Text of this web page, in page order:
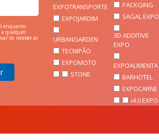
enquanto
a qualquer
de receber as
EXPOTRANSPORTE
EXPOJARDIM
URBANGARDEN
TECNIPÃO
EXPOMOTO
STONE
PACKGING
SAGAL EXPO
3D ADDITIVE
EXPO
EXPOALIMENTA
BARHOTEL
EXPOCARNE
i4.0 EXPO